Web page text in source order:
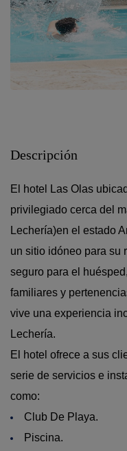
Descripción
El hotel Las Olas
privilegiado cerca del
Lechería)en el estado
un sitio idóneo para su
seguro para el
familiares y pertenencia
vive una experiencia
Lechería.
El hotel ofrece a sus
serie de servicios e
como:
Club De Playa.
Piscina.